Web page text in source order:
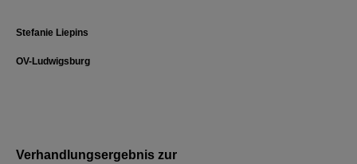
Stefanie Liepins
OV-Ludwigsburg
Verhandlungsergebnis zur